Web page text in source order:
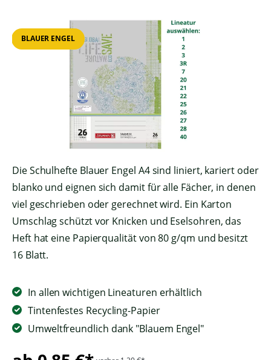
Bildergalerie überspringen
BLAUER ENGEL
Die Schulhefte Blauer Engel A4 sind liniert, kariert oder
blanko und eignen sich damit für alle Fächer, in denen
viel geschrieben oder gerechnet wird. Ein Karton
Umschlag schützt vor Knicken und Eselsohren, das
Heft hat eine Papierqualität von 80 g/qm und besitzt
16 Blatt.
In allen wichtigen Lineaturen erhältlich
Tintenfestes Recycling-Papier
Umweltfreundlich dank "Blauem Engel"